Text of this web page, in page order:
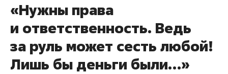
«Нужны права
и ответственность. Ведь
за руль может сесть любой!
Лишь бы деньги были…»